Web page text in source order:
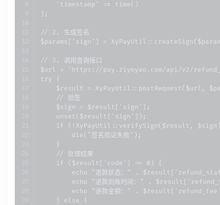
    'timestamp' => time()
];
// 2. 生成签名
$params['sign'] =
// 3. 调用查询接口
$url = 'https://pay.ziyeyao.com/api/v2/
try {
$result = XyPayUtil::postRequest($url,
    // 验签
    $sign = $result['sign'];
    unset($result['sign']);
if (!XyPayUtil::verifySign($result,
        die("签名验证失败");
    }
    // 处理结果
    if ($result['code'] == 0) {
echo "退款状态：" .
echo "退款到账时间：" .
echo "退款金额：" .
    } else {